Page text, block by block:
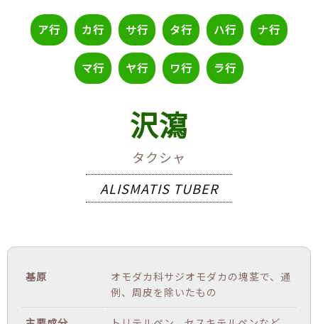
ア行 カ行 サ行 タ行 ハ行 ナ行
マ行 ヤ行 ワ行 ラ行
沢瀉
タクシャ
ALISMATIS TUBER
基原
オモダカ科サジオモダカの塊茎で、通
例、周皮を除いたもの